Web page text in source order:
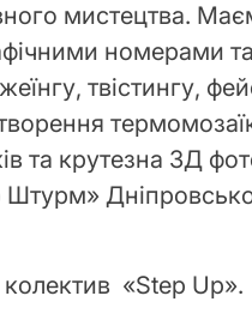
мистецтва.
номерами
твістингу,
та крутезна 3Д
колектив «Step Up».